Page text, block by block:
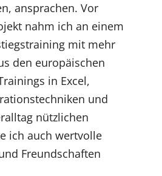
ansprachen. Vor
nahm ich an einem
mit mehr
den europäischen
in Excel,
und
nützlichen
ich auch wertvolle
Freundschaften